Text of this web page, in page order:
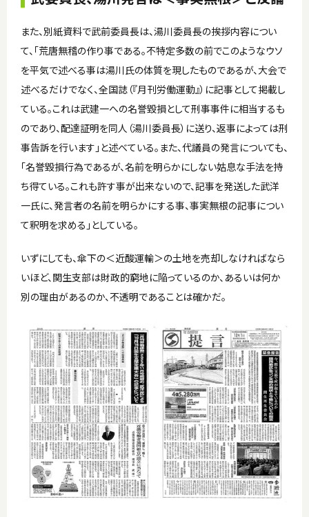
また、別紙資料で武前委員長は、湯川委員長の挨拶内容につい
て、「荒唐無稽の作り事である。不特定多数の前でこのようなウソ
を平気で述べる事は湯川氏の体質を現したものであるが、大会で
述べるだけでなく、全国誌（『月刊労働運動』）に記事として掲載し
ている。これは武建一への名誉毀損として刑事事件に相当するも
のであり、配達証明を同人（湯川委員長）に送り、返事によっては刑
事告訴を行います」と述べている。また、代議員の発言についても、
「名誉毀損行為であるが、名前を明らかにしない姑息な手法を持
ち得ている。これも許す事が出来ないので、記事を発送した武洋
一氏に、発言者の名前を明らかにする事、事実無根の記事につい
て釈明を求める」としている。
いずにしても、傘下の＜近酸運輸＞の土地を売却しなければなら
いほど、関生支部は財政的窮地に陥っているのか、あるいは何か
別の理由があるのか、不透明であることは確かだ。